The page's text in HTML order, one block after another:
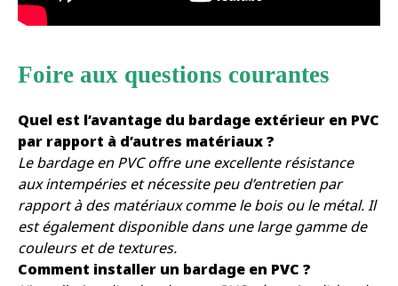
Foire aux questions courantes
Quel est l’avantage du bardage extérieur en PVC
par rapport à d’autres matériaux ?
Le bardage en PVC offre une excellente résistance
aux intempéries et nécessite peu d’entretien par
rapport à des matériaux comme le bois ou le métal. Il
est également disponible dans une large gamme de
couleurs et de textures.
Comment installer un bardage en PVC ?